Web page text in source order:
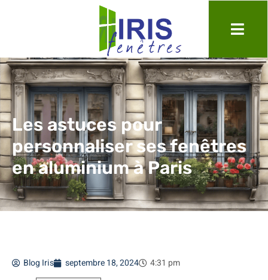
Les astuces pour
personnaliser ses fenêtres
en aluminium à Paris
Blog Iris septembre 18, 2024 4:31 pm